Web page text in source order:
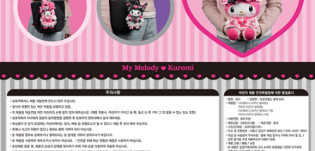
프 하세요!